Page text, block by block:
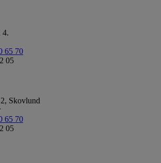
4.
65 70
05
Skovlund
65 70
05